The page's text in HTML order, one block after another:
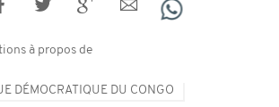
à propos de
DÉMOCRATIQUE DU CONGO